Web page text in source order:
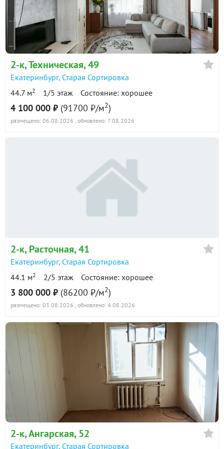
в продаже
Показать всю историю: 30 предложений →
2-к, Техническая, 49
Екатеринбург, Старая Сортировка
44.7 м2 1/5 этаж Состояние: хорошее
4 100 000 ₽ (91700 ₽/м2)
размещено: 06.08.2026 , обновлено: 7.08.2026
2-к, Расточная, 41
Екатеринбург, Старая Сортировка
44.1 м2 2/5 этаж Состояние: хорошее
3 800 000 ₽ (86200 ₽/м2)
размещено: 03.08.2026 , обновлено: 4.08.2026
2-к, Ангарская, 52
Екатеринбург, Старая Сортировка